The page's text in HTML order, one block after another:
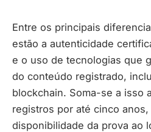
Entre os principais
estão a autenticidade
e o uso de tecnologias que
do conteúdo registrado,
blockchain. Soma-se a isso
registros por até cinco
disponibilidade da prova ao